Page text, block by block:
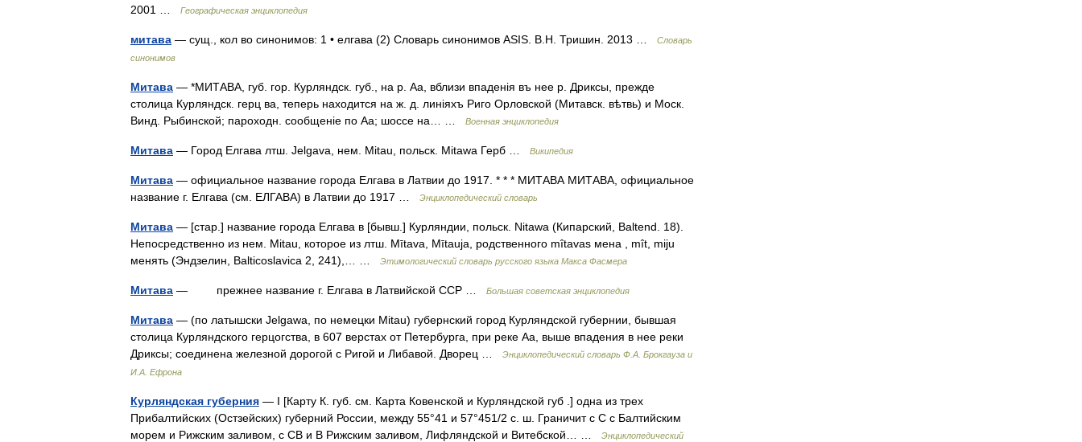
2001 …
Географическая энциклопедия
митава — сущ., кол во синонимов: 1 • елгава (2) Словарь синонимов ASIS. В.Н. Тришин. 2013 …
Словарь
синонимов
Митава — *МИТАВА, губ. гор. Курляндск. губ., на р. Аа, вблизи впаденія въ нее р. Дриксы, прежде
столица Курляндск. герц ва, теперь находится на ж. д. линіяхъ Риго Орловской (Митавск. вѣтвь) и Моск.
Винд. Рыбинской; пароходн. сообщеніе по Аа; шоссе на… …
Военная энциклопедия
Митава — Город Елгава лтш. Jelgava, нем. Mitau, польск. Mitawa Герб … Википедия
Митава — официальное название города Елгава в Латвии до 1917. * * * МИТАВА МИТАВА, официальное
название г. Елгава (см. ЕЛГАВА) в Латвии до 1917 …
Энциклопедический словарь
Митава — [стар.] название города Елгава в [бывш.] Курляндии, польск. Nitawa (Кипарский, Baltend. 18).
Непосредственно из нем. Мitau, которое из лтш. Мītаvа, Мītаujа, родственного mîtavas мена , mît, miju
менять (Эндзелин, Balticoslavica 2, 241),… …
Этимологический словарь русского языка Макса Фасмера
Митава — прежнее название г. Елгава в Латвийской ССР … Большая советская энциклопедия
Митава — (по латышски Jelgawa, по немецки Mitau) губернский город Курляндской губернии, бывшая
столица Курляндского герцогства, в 607 верстах от Петербурга, при реке Аа, выше впадения в нее реки
Дриксы; соединена железной дорогой с Ригой и Либавой. Дворец …
Энциклопедический словарь Ф.А. Брокгауза и
И.А. Ефрона
Курляндская губерния — I [Карту К. губ. см. Карта Ковенской и Курляндской губ .] одна из трех
Прибалтийских (Остзейских) губерний России, между 55°41 и 57°451/2 с. ш. Граничит с С с Балтийским
морем и Рижским заливом, с СВ и В Рижским заливом, Лифляндской и Витебской… …
Энциклопедический